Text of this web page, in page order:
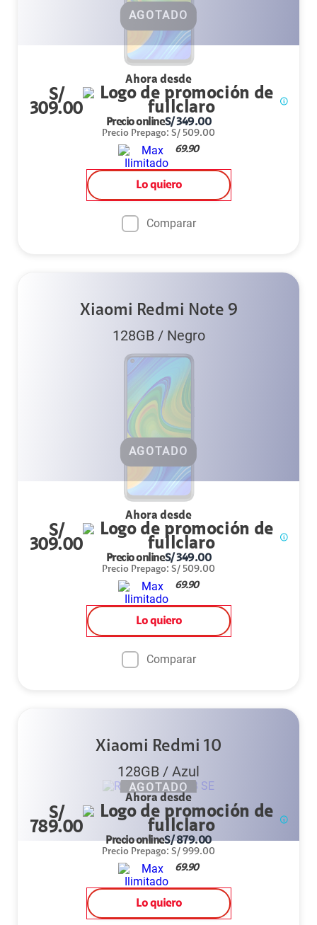
AGOTADO
Ahora desde
S/
309.00
Precio onlineS/349.00
Precio Prepago: S/ 509.00
69.90
Lo quiero
Comparar
Xiaomi Redmi Note 9
128GB/ Negro
AGOTADO
Ahora desde
S/
309.00
Precio onlineS/349.00
Precio Prepago: S/ 509.00
69.90
Lo quiero
Comparar
Xiaomi Redmi 10
128GB / Azul
AGOTADO
Ahora desde
S/
789.00
Precio onlineS/879.00
Precio Prepago: S/ 999.00
69.90
Lo quiero